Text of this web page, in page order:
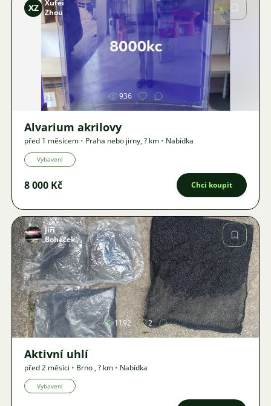
Obrázek
XZ
Xufei
Zhou
936
Alvarium akrilovy
před 1 měsícem • Praha nebo jirny,? km • Nabídka
Vybavení
8 000 Kč Chci koupit
Obrázek
Jiří
Boháček
1192 2
Aktivní uhlí
před 2 měsíci • Brno ,? km • Nabídka
Vybavení